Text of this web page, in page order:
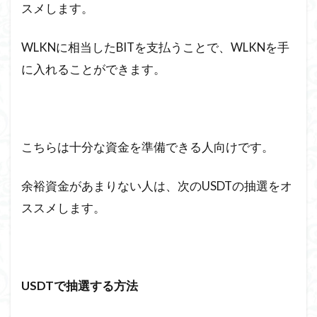
スメします。
WLKNに相当したBITを支払うことで、WLKNを手
に入れることができます。
こちらは十分な資金を準備できる人向けです。
余裕資金があまりない人は、次のUSDTの抽選をオ
ススメします。
USDTで抽選する方法